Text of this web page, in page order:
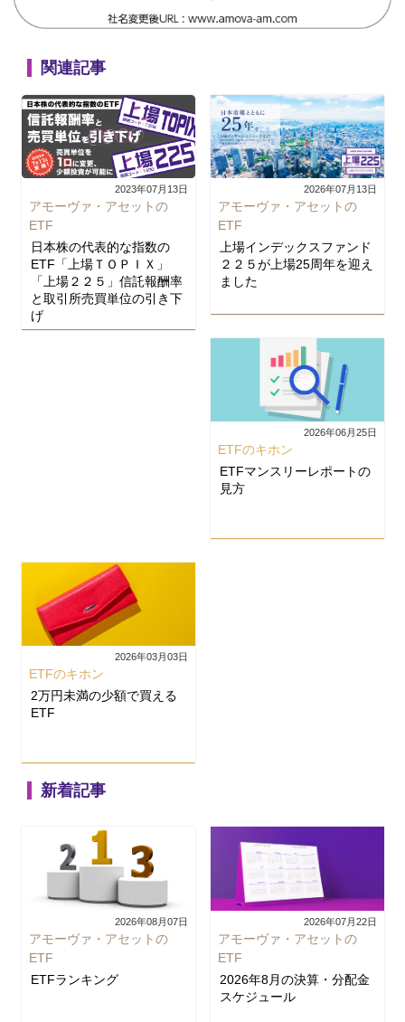
関連記事
2023年07月13日
アモーヴァ・アセットの
ETF
日本株の代表的な指数の
ETF「上場ＴＯＰＩＸ」
「上場２２５」信託報酬率
と取引所売買単位の引き下
げ
2026年07月13日
アモーヴァ・アセットの
ETF
上場インデックスファンド
２２５が上場25周年を迎え
ました
2026年06月25日
ETFのキホン
ETFマンスリーレポートの
見方
2026年03月03日
ETFのキホン
2万円未満の少額で買える
ETF
新着記事
2026年08月07日
アモーヴァ・アセットの
ETF
ETFランキング
2026年07月22日
アモーヴァ・アセットの
ETF
2026年8月の決算・分配金
スケジュール